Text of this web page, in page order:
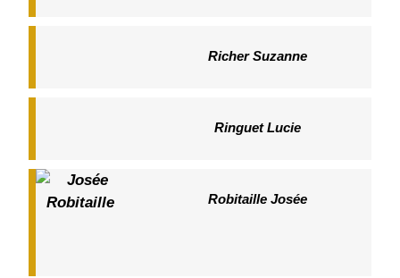
Richer Suzanne
Ringuet Lucie
Robitaille Josée